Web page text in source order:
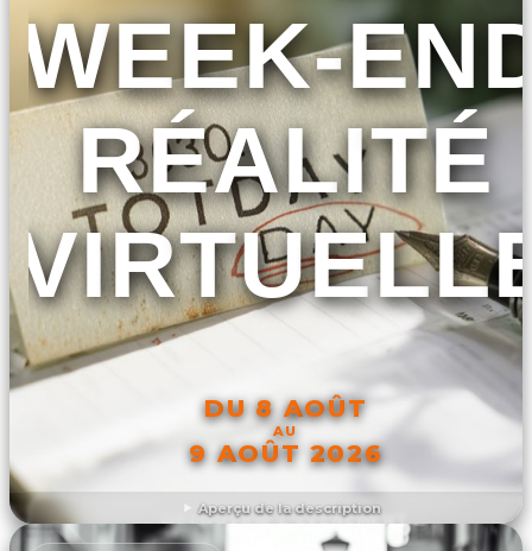
Aperçu de la description
WEEK-
RÉALITÉ
DU 8 AOÛT
AU
9 AOÛT 2026
DÉCOUVRIR L'ÉVÉNEMENT